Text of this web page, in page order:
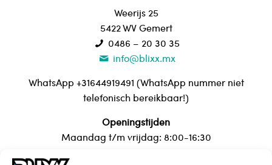
Weerijs 25
5422 WV Gemert
0486 – 20 30 35
info@blixx.mx
WhatsApp +31644919491 (WhatsApp nummer niet
telefonisch bereikbaar!)
Openingstijden
Maandag t/m vrijdag: 8:00-16:30